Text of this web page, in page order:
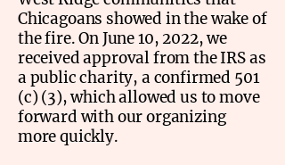
Chicagoans showed in the wake of
the fire. On June 10, 2022, we
received approval from the IRS as
a public charity, a confirmed 501
(c) (3), which allowed us to move
forward with our organizing
more quickly.